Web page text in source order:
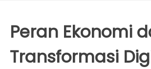
Peran Ekonomi
Transformasi